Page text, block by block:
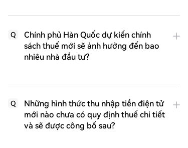
Q
Chính phủ Hàn Quốc dự kiến chính
sách thuế mới sẽ ảnh hưởng đến bao
nhiêu nhà đầu tư?
Q
Những hình thức thu nhập tiền điện tử
mới nào chưa có quy định thuế chi tiết
và sẽ được công bố sau?